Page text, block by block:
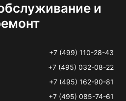
и
+7 (499) 110-28-43
+7 (495) 032-08-22
+7 (495) 162-90-81
+7 (495) 085-74-61